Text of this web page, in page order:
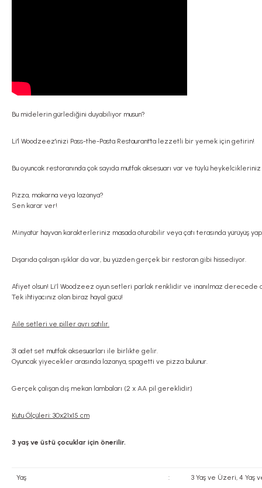
Bu midelerin gürlediğini duyabiliyor musun?
Li'l Woodzeez'inizi Pass-the-Pasta Restaurant'ta lezzetli bir yemek için getirin!
Bu oyuncak restoranında çok sayıda mutfak aksesuarı var ve tüylü
Pizza, makarna veya lazanya?
Sen karar ver!
Minyatür hayvan karakterleriniz masada oturabilir veya çatı terasında yürüyüş
Dışarıda çalışan ışıklar da var, bu yüzden gerçek bir restoran gibi hissediyor.
Afiyet olsun! Li’l Woodzeez oyun setleri parlak renklidir ve inanılmaz derecede
Tek ihtiyacınız olan biraz hayal gücü!
Aile setleri ve piller ayrı satılır.
31 adet set mutfak aksesuarları ile birlikte gelir.
Oyuncak yiyecekler arasında lazanya, spagetti ve pizza bulunur.
Gerçek çalışan dış mekan lambaları (2 x AA pil gereklidir)
Kutu Ölçüleri: 30x21x15 cm
3 yaş ve üstü çocuklar için önerilir.
Yaş : 3 Yaş ve Üzeri, 4 Yaş